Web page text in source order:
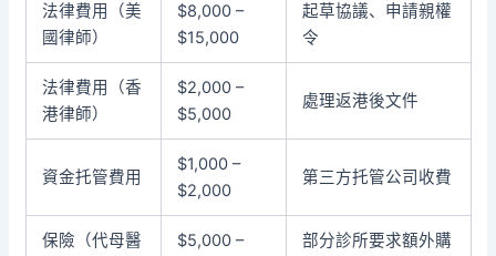
法律費用（美
國律師）
$8,000 –
$15,000
起草協議、申請親權
令
法律費用（香
港律師）
$2,000 –
$5,000
處理返港後文件
資金托管費用
$1,000 –
$2,000
第三方托管公司收費
保險（代母醫
$5,000 –
部分診所要求額外購